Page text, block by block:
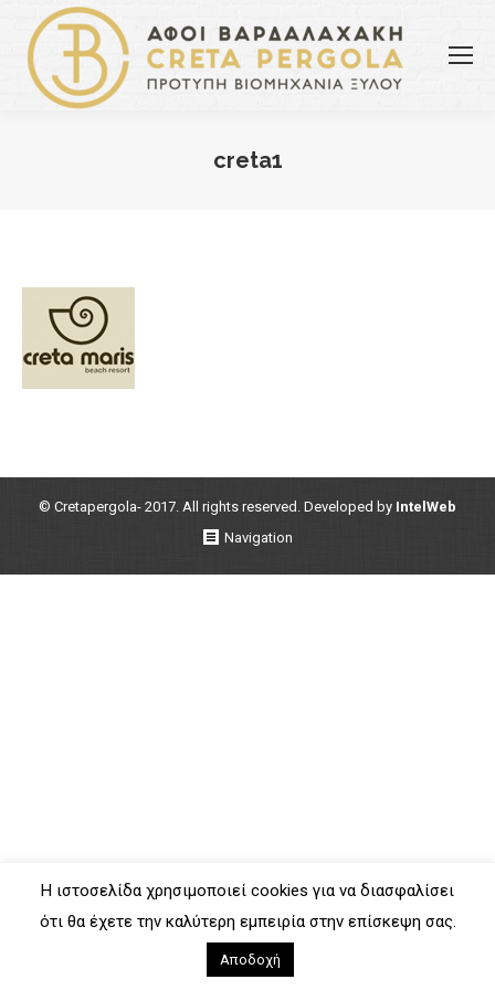
creta1
© Cretapergola- 2017. All rights reserved. Developed by IntelWeb
Navigation
Η ιστοσελίδα χρησιμοποιεί cookies για να διασφαλίσει
ότι θα έχετε την καλύτερη εμπειρία στην επίσκεψη σας.
Αποδοχή